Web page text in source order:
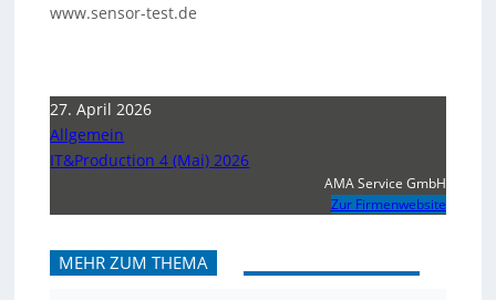
www.sensor-test.de
27. April 2026
Allgemein
IT&Production 4 (Mai) 2026
AMA Service GmbH
Zur Firmenwebsite
MEHR ZUM THEMA